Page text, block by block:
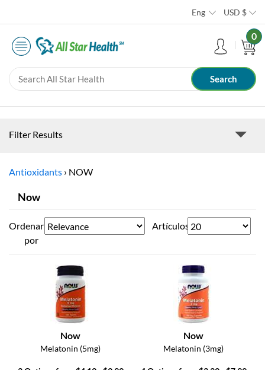
Eng USD $
0
Filter Results
Antioxidants › NOW
Now
Ordenar
por
Artículos
Now
Melatonin (5mg)
Now
Melatonin (3mg)